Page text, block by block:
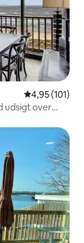
4,95 ud af 5 i
4,95 (101)
udsigt over